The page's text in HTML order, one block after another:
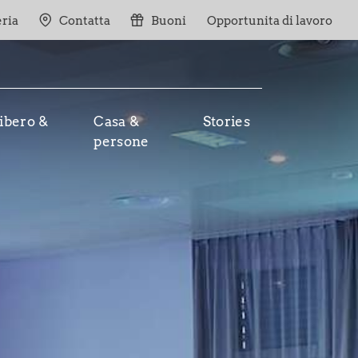
Contatta Buoni Opportunita di lavoro
&
Casa &
persone
Stories